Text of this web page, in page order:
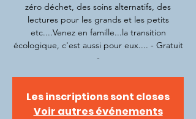
zéro déchet, des soins alternatifs, des
lectures pour les grands et les petits
etc....Venez en famille...la transition
écologique, c'est aussi pour eux.... - Gratuit
-
Les inscriptions sont closes
Voir autres événements